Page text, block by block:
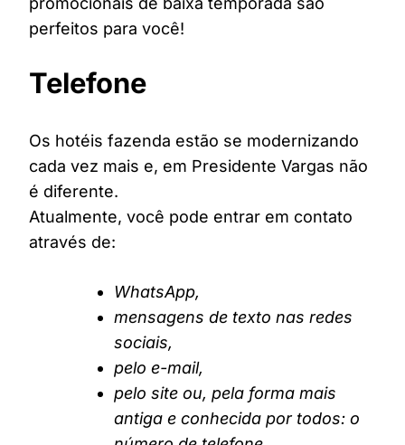
perfeitos para você!
Telefone
Os hotéis fazenda estão se modernizando
cada vez mais e, em Presidente Vargas não
é diferente.
Atualmente, você pode entrar em contato
através de:
WhatsApp,
mensagens de texto nas redes
sociais,
pelo e-mail,
pelo site ou, pela forma mais
antiga e conhecida por todos: o